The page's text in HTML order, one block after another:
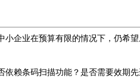
企业在预算有限的情况下，仍
依赖条码扫描功能？是否需要效期先